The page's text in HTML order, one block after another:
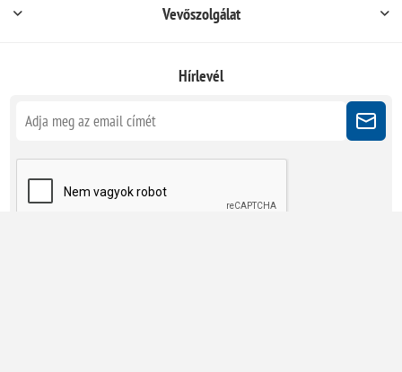
Vevőszolgálat
Hírlevél